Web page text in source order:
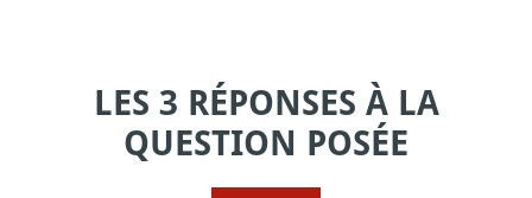
LES 3 RÉPONSES À LA
QUESTION POSÉE